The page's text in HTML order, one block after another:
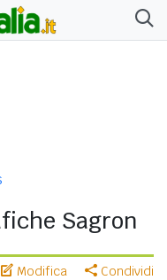
Sagron
Modifica Condividi